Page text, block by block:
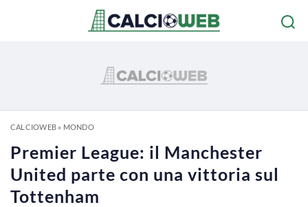
CALCIOWEB» MONDO
Premier League: il Manchester
United parte con una vittoria sul
Tottenham